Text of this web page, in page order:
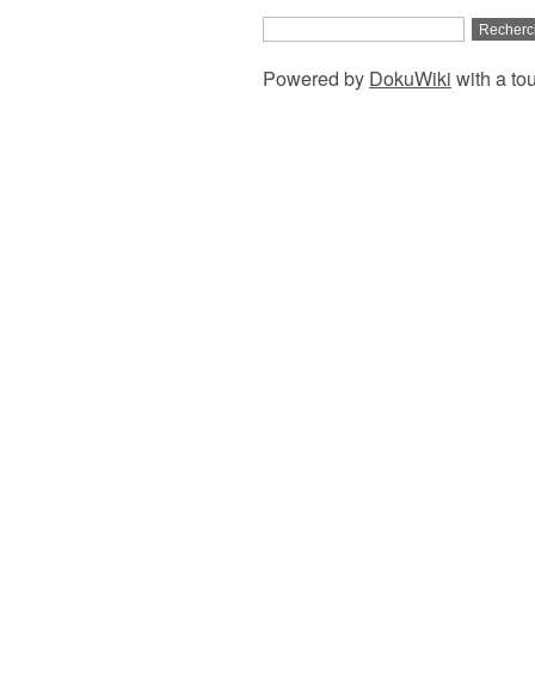
Powered by DokuWiki with a